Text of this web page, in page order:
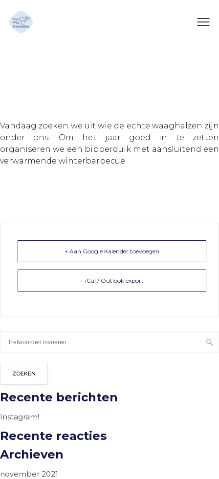
Vandaag zoeken we uit wie de echte waaghalzen zijn
onder ons. Om het jaar goed in te zetten
organiseren we een bibberduik met aansluitend een
verwarmende winterbarbecue.
+ Aan Google Kalender toevoegen
+ iCal / Outlook export
Recente berichten
Instagram!
Recente reacties
Archieven
november 2021